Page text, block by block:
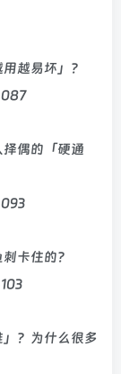
越易坏」？
偶的「硬通
卡住的？
？为什么很多